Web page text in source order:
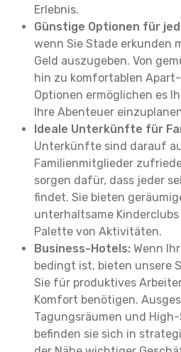
Erlebnis.
Günstige Optionen für
wenn Sie Stade erkunden
Geld auszugeben. Von
hin zu komfortablen
Optionen ermöglichen es
Ihre Abenteuer
Ideale Unterkünfte für
Unterkünfte sind darauf
Familienmitglieder
sorgen dafür, dass jeder
findet. Sie bieten
unterhaltsame
Palette von Aktivitäten.
Business-Hotels: Wenn
bedingt ist, bieten unsere
Sie für produktives
Komfort benötigen.
Tagungsräumen und High-
befinden sie sich in